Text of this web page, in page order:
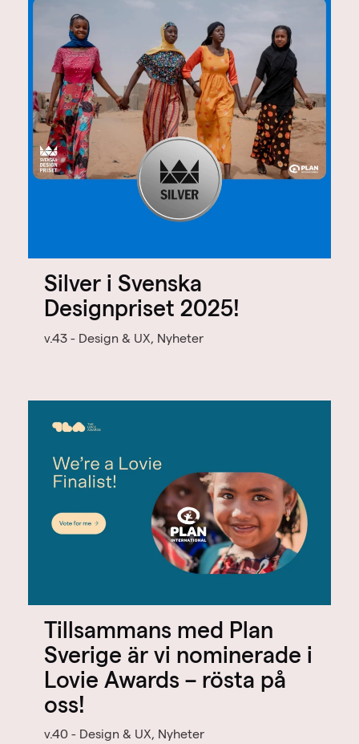
Silver i Svenska
Designpriset 2025!
v.43 - Design & UX, Nyheter
Tillsammans med Plan
Sverige är vi nominerade i
Lovie Awards – rösta på
oss!
v.40 - Design & UX, Nyheter